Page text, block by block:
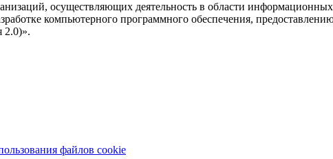
осуществляющих деятельность в области
компьютерного программного обеспечения,
2.0)».
файлов cookie